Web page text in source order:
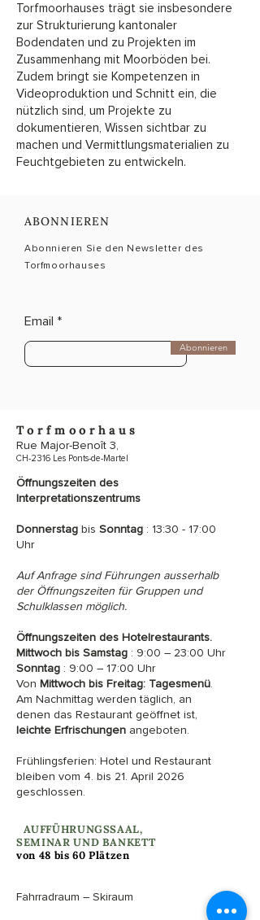
Torfmoorhauses trägt sie insbesondere
zur Strukturierung kantonaler
Bodendaten und zu Projekten im
Zusammenhang mit Moorböden bei.
Zudem bringt sie Kompetenzen in
Videoproduktion und Schnitt ein, die
nützlich sind, um Projekte zu
dokumentieren, Wissen sichtbar zu
machen und Vermittlungsmaterialien zu
Feuchtgebieten zu entwickeln.
ABONNIEREN
Abonnieren Sie den Newsletter des
Torfmoorhauses
Email
Abonnieren
Torfmoorhaus
Rue Major-Benoît 3,
CH-2316 Les Ponts-de-Martel
Öffnungszeiten des
Interpretationszentrums
Donnerstag bis Sonntag : 13:30 - 17:00
Uhr
Auf Anfrage sind Führungen ausserhalb
der Öffnungszeiten für Gruppen und
Schulklassen möglich.
Öffnungszeiten des Hotelrestaurants.
Mittwoch bis Samstag : 9:00 – 23:00 Uhr
Sonntag : 9:00 – 17:00 Uhr
Von Mittwoch bis Freitag: Tagesmenü.
Am Nachmittag werden täglich, an
denen das Restaurant geöffnet ist,
leichte Erfrischungen angeboten.
Frühlingsferien: Hotel und Restaurant
bleiben vom 4. bis 21. April 2026
geschlossen.
AUFFÜHRUNGSSAAL,
SEMINAR UND BANKETT
von 48 bis 60 Plätzen
Fahrradraum – Skiraum